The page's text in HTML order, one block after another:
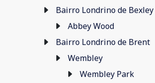
Bairro Londrino de Bexley
Abbey Wood
Bairro Londrino de Brent
Wembley
Wembley Park